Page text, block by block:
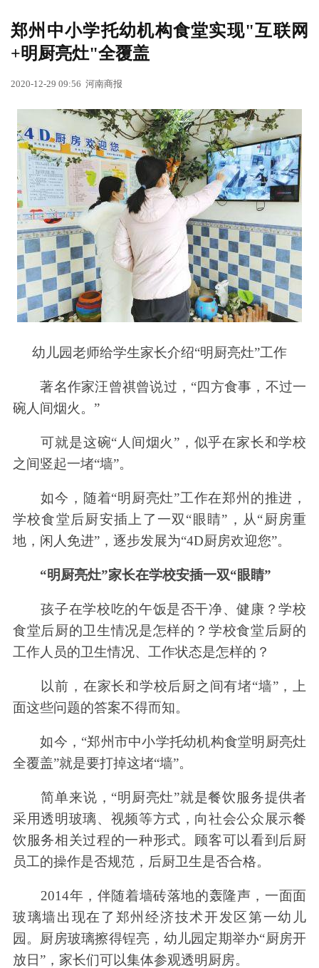
郑州中小学托幼机构食堂实现"互联网
+明厨亮灶"全覆盖
2020-12-29 09:56 河南商报
幼儿园老师给学生家长介绍“明厨亮灶”工作
著名作家汪曾祺曾说过，“四方食事，不过一
碗人间烟火。”
可就是这碗“人间烟火”，似乎在家长和学校
之间竖起一堵“墙”。
如今，随着“明厨亮灶”工作在郑州的推进，
学校食堂后厨安插上了一双“眼睛”，从“厨房重
地，闲人免进”，逐步发展为“4D厨房欢迎您”。
“明厨亮灶”家长在学校安插一双“眼睛”
孩子在学校吃的午饭是否干净、健康？学校
食堂后厨的卫生情况是怎样的？学校食堂后厨的
工作人员的卫生情况、工作状态是怎样的？
以前，在家长和学校后厨之间有堵“墙”，上
面这些问题的答案不得而知。
如今，“郑州市中小学托幼机构食堂明厨亮灶
全覆盖”就是要打掉这堵“墙”。
简单来说，“明厨亮灶”就是餐饮服务提供者
采用透明玻璃、视频等方式，向社会公众展示餐
饮服务相关过程的一种形式。顾客可以看到后厨
员工的操作是否规范，后厨卫生是否合格。
2014年，伴随着墙砖落地的轰隆声，一面面
玻璃墙出现在了郑州经济技术开发区第一幼儿
园。厨房玻璃擦得锃亮，幼儿园定期举办“厨房开
放日”，家长们可以集体参观透明厨房。